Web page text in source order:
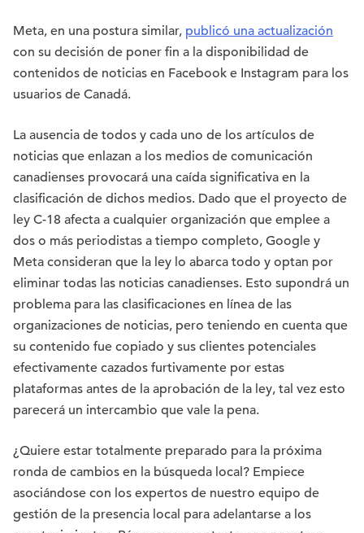
Meta, en una postura similar, publicó una actualización
con su decisión de poner fin a la disponibilidad de
contenidos de noticias en Facebook e Instagram para los
usuarios de Canadá.
La ausencia de todos y cada uno de los artículos de
noticias que enlazan a los medios de comunicación
canadienses provocará una caída significativa en la
clasificación de dichos medios. Dado que el proyecto de
ley C-18 afecta a cualquier organización que emplee a
dos o más periodistas a tiempo completo, Google y
Meta consideran que la ley lo abarca todo y optan por
eliminar todas las noticias canadienses. Esto supondrá un
problema para las clasificaciones en línea de las
organizaciones de noticias, pero teniendo en cuenta que
su contenido fue copiado y sus clientes potenciales
efectivamente cazados furtivamente por estas
plataformas antes de la aprobación de la ley, tal vez esto
parecerá un intercambio que vale la pena.
¿Quiere estar totalmente preparado para la próxima
ronda de cambios en la búsqueda local? Empiece
asociándose con los expertos de nuestro equipo de
gestión de la presencia local para adelantarse a los